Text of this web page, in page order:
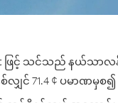
ဖြင့် သင်သည် နယ်သာ
လျှင် 71.4 ¢ ပမာဏမှစ